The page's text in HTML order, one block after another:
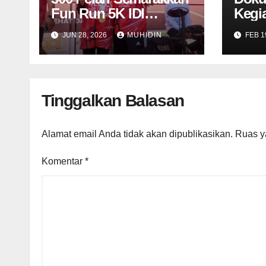
Fun Run 5K IDI
Dompu, Cahaya Sakral
Raih Penghargaan
JUN 28, 2026 MUHIDIN FEB
Tinggalkan Balasan
Alamat email Anda tidak akan dipublikasikan. Ruas
Komentar *